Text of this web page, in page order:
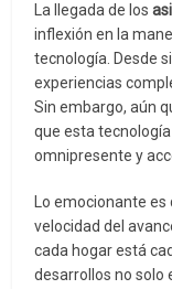
La llegada de los
inflexión en la
tecnología. Desde
experiencias
Sin embargo, aún
que esta
omnipresente y
Lo emocionante
velocidad del
cada hogar está
desarrollos no solo